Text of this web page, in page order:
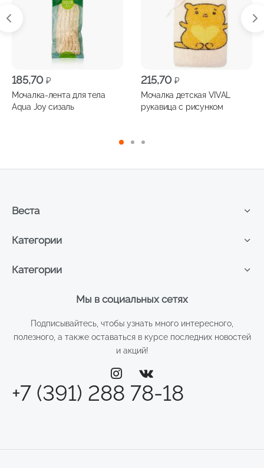
185,70 ₽
Мочалка-лента для тела
Aqua Joy сизаль
215,70 ₽
Мочалка детская VIVAL
рукавица с рисунком
Мы в социальных сетях
Подписывайтесь, чтобы узнать много интересного,
полезного, а также оставаться в курсе последних новостей
и акций!
+7 (391) 288 78-18
Категории
Категории
Веста